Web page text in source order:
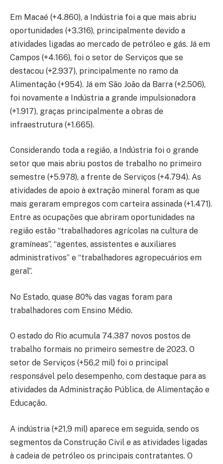
Em Macaé (+4.860), a Indústria foi a que mais abriu
oportunidades (+3.316), principalmente devido a
atividades ligadas ao mercado de petróleo e gás. Já em
Campos (+4.166), foi o setor de Serviços que se
destacou (+2.937), principalmente no ramo da
Alimentação (+954). Já em São João da Barra (+2.506),
foi novamente a Indústria a grande impulsionadora
(+1.917), graças principalmente a obras de
infraestrutura (+1.665).
Considerando toda a região, a Indústria foi o grande
setor que mais abriu postos de trabalho no primeiro
semestre (+5.978), a frente de Serviços (+4.794). As
atividades de apoio à extração mineral foram as que
mais geraram empregos com carteira assinada (+1.471).
Entre as ocupações que abriram oportunidades na
região estão “trabalhadores agrícolas na cultura de
gramíneas”, “agentes, assistentes e auxiliares
administrativos” e “trabalhadores agropecuários em
geral”.
No Estado, quase 80% das vagas foram para
trabalhadores com Ensino Médio.
O estado do Rio acumula 74.387 novos postos de
trabalho formais no primeiro semestre de 2023. O
setor de Serviços (+56,2 mil) foi o principal
responsável pelo desempenho, com destaque para as
atividades da Administração Pública, de Alimentação e
Educação.
A indústria (+21,9 mil) aparece em seguida, sendo os
segmentos da Construção Civil e as atividades ligadas
à cadeia de petróleo os principais contratantes. O